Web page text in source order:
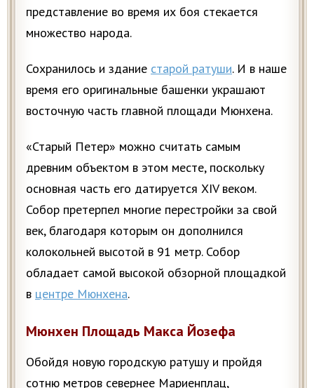
представление во время их боя стекается
множество народа.
Сохранилось и здание старой ратуши. И в наше
время его оригинальные башенки украшают
восточную часть главной площади Мюнхена.
«Старый Петер» можно считать самым
древним объектом в этом месте, поскольку
основная часть его датируется XIV веком.
Собор претерпел многие перестройки за свой
век, благодаря которым он дополнился
колокольней высотой в 91 метр. Собор
обладает самой высокой обзорной площадкой
в центре Мюнхена.
Мюнхен Площадь Макса Йозефа
Обойдя новую городскую ратушу и пройдя
сотню метров севернее Мариенплац,